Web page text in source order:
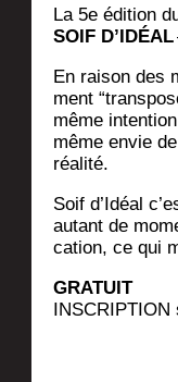
La 5e édi­tion
SOIF D’IDÉAL
En rai­son des
ment
même
même envie de
réalité.
Soif d’Idéal
autant de
ca­tion, ce qui
GRATUIT
INSCRIPTION